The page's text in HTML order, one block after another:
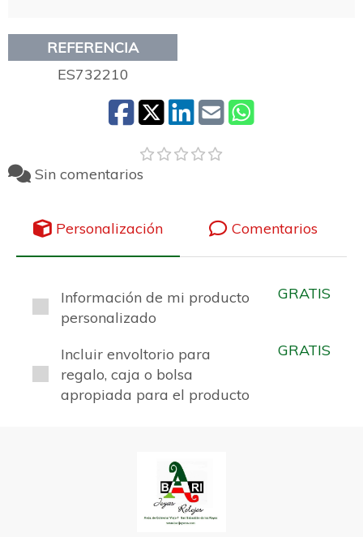
REFERENCIA
ES732210
Sin comentarios
Personalización Comentarios
Información de mi producto
personalizado
GRATIS
Incluir envoltorio para
regalo, caja o bolsa
apropiada para el producto
GRATIS